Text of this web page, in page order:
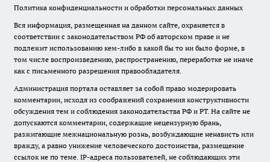
Политика конфиденциальности и обработки персональных данных
Вся информация, размещенная на данном сайте, охраняется в
соответствии с законодательством РФ об авторском праве и не
подлежит использованию кем-либо в какой бы то ни было форме, в
том числе воспроизведению, распространению, переработке не иначе
как с письменного разрешения правообладателя.
Администрация портала оставляет за собой право модерировать
комментарии, исходя из соображений сохранения конструктивности
обсуждения тем и соблюдения законодательства РФ и РТ. На сайте не
допускаются комментарии, содержащие нецензурную брань,
разжигающие межнациональную рознь, возбуждающие ненависть или
вражду, а равно унижение человеческого достоинства, размещение
ссылок не по теме. IP-адреса пользователей, не соблюдающих эти